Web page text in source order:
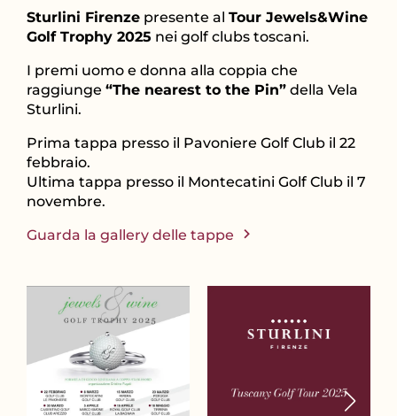
Sturlini Firenze presente al Tour Jewels&Wine
Golf Trophy 2025 nei golf clubs toscani.
I premi uomo e donna alla coppia che
raggiunge “The nearest to the Pin” della Vela
Sturlini.
Prima tappa presso il Pavoniere Golf Club il 22
febbraio.
Ultima tappa presso il Montecatini Golf Club il 7
novembre.
Guarda la gallery delle tappe